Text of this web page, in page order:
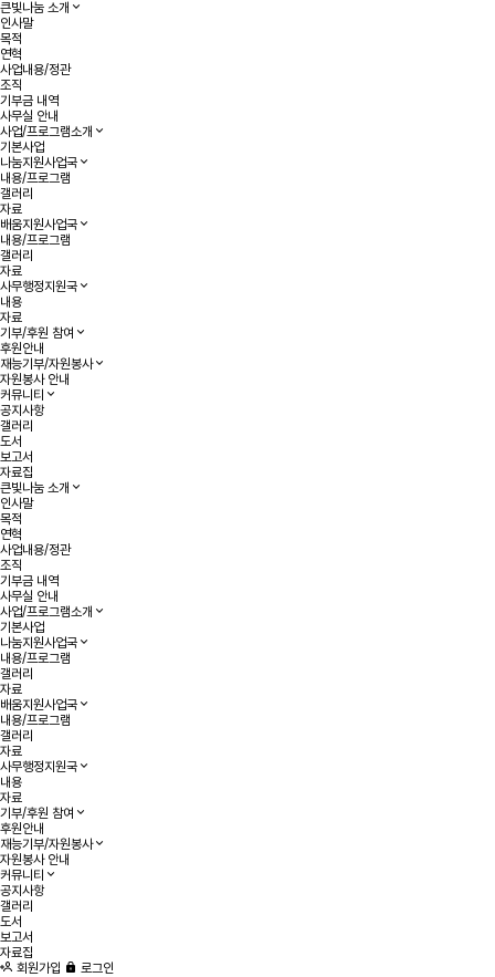
큰빛나눔 소개
인사말
목적
연혁
사업내용/정관
조직
기부금 내역
사무실 안내
사업/프로그램소개
기본사업
나눔지원사업국
내용/프로그램
갤러리
자료
배움지원사업국
내용/프로그램
갤러리
자료
사무행정지원국
내용
자료
기부/후원 참여
후원안내
재능기부/자원봉사
자원봉사 안내
커뮤니티
공지사항
갤러리
도서
보고서
자료집
큰빛나눔 소개
인사말
목적
연혁
사업내용/정관
조직
기부금 내역
사무실 안내
사업/프로그램소개
기본사업
나눔지원사업국
내용/프로그램
갤러리
자료
배움지원사업국
내용/프로그램
갤러리
자료
사무행정지원국
내용
자료
기부/후원 참여
후원안내
재능기부/자원봉사
자원봉사 안내
커뮤니티
공지사항
갤러리
도서
보고서
자료집
회원가입
로그인